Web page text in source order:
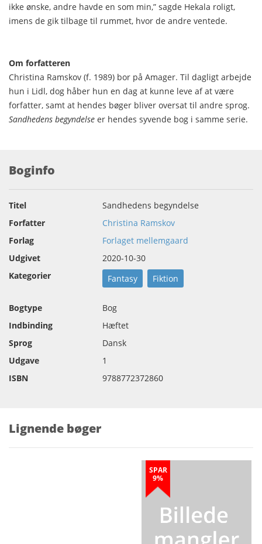
ikke ønske, andre havde en som min,” sagde Hekala roligt,
imens de gik tilbage til rummet, hvor de andre ventede.
Om forfatteren
Christina Ramskov (f. 1989) bor på Amager. Til dagligt arbejde
hun i Lidl, dog håber hun en dag at kunne leve af at være
forfatter, samt at hendes bøger bliver oversat til andre sprog.
Sandhedens begyndelse er hendes syvende bog i samme serie.
Boginfo
Titel
Sandhedens begyndelse
Forfatter
Christina Ramskov
Forlag
Forlaget mellemgaard
Udgivet
2020-10-30
Kategorier
Fantasy Fiktion
Bogtype
Bog
Indbinding
Hæftet
Sprog
Dansk
Udgave
1
ISBN
9788772372860
Lignende bøger
SPAR
9%